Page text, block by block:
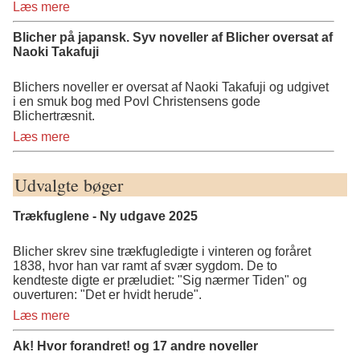
Læs mere
Blicher på japansk. Syv noveller af Blicher oversat af
Naoki Takafuji
Blichers noveller er oversat af Naoki Takafuji og udgivet
i en smuk bog med Povl Christensens gode
Blichertræsnit.
Læs mere
Udvalgte bøger
Trækfuglene - Ny udgave 2025
Blicher skrev sine trækfugledigte i vinteren og foråret
1838, hvor han var ramt af svær sygdom. De to
kendteste digte er præludiet: "Sig nærmer Tiden" og
ouverturen: "Det er hvidt herude".
Læs mere
Ak! Hvor forandret! og 17 andre noveller